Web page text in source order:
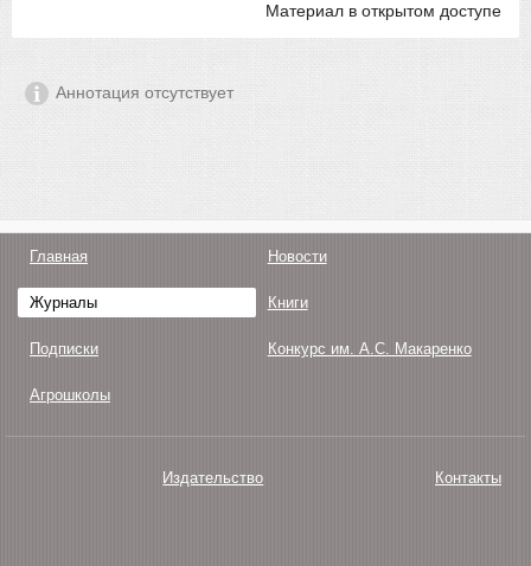
Материал в открытом доступе
Аннотация отсутствует
Главная Новости
Журналы Книги
Подписки Конкурс им. А.С. Макаренко
Агрошколы
Издательство Контакты